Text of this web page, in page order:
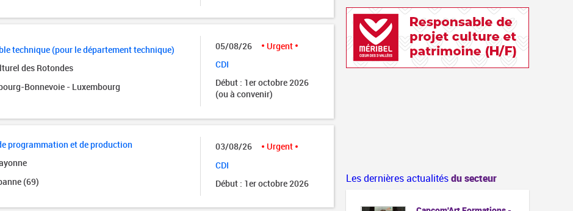
technique (pour le département technique)
des Rotondes
Bonnevoie - Luxembourg
05/08/26
Urgent
CDI
Début : 1er octobre 2026
(ou à convenir)
programmation et de production
(69)
03/08/26
Urgent
CDI
Début : 1er octobre 2026
Les dernières actualitésdu secteur